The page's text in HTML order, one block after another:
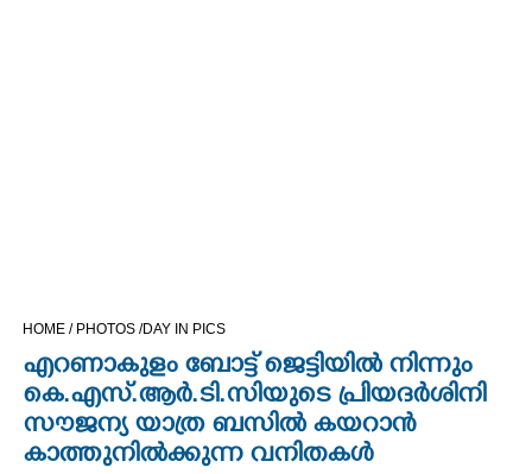
OPINION
HOME / PHOTOS /DAY IN PICS
എറണാകുളം ബോട്ട് ജെട്ടിയിൽ നിന്നും
കെ.എസ്.ആർ.ടി.സിയുടെ പ്രിയദർശിനി
സൗജന്യ യാത്ര ബസിൽ കയറാൻ
കാത്തുനിൽക്കുന്ന വനിതകൾ